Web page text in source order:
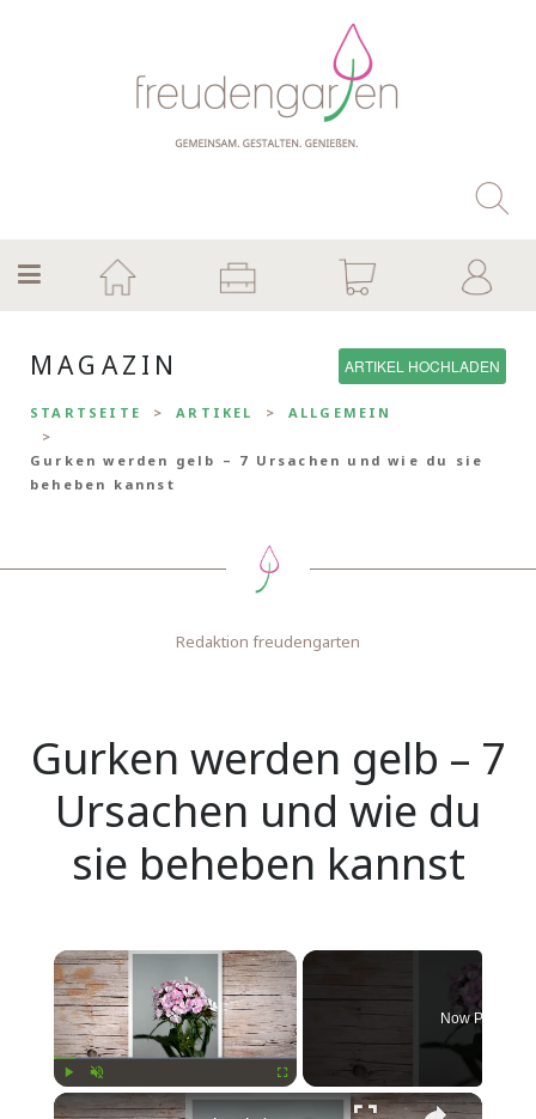
MAGAZIN ARTIKEL HOCHLADEN
STARTSEITE ARTIKEL ALLGEMEIN
Gurken werden gelb – 7 Ursachen und wie du sie
beheben kannst
Redaktion freudengarten
Gurken werden gelb – 7
Ursachen und wie du
sie beheben kannst
Fullscreen
Now Playing